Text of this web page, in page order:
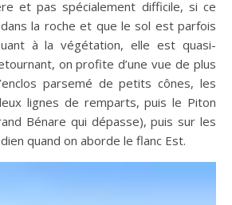
et pas spécialement difficile, si ce
dans la roche et que le sol est parfois
à la végétation, elle est quasi-
on profite d’une vue de plus
parsemé de petits cônes, les
lignes de remparts, puis le Piton
Bénare qui dépasse), puis sur les
quand on aborde le flanc Est.